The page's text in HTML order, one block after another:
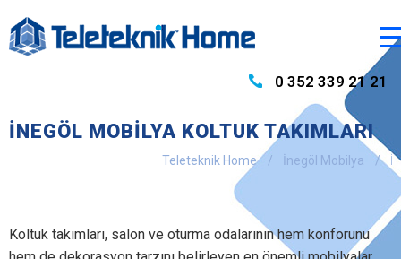
0 352 339 21 21
İNEGÖL MOBILYA KOLTUK TAKIMLARI
Teleteknik Home İnegöl Mobilya
Koltuk takımları, salon ve oturma odalarının hem konforunu